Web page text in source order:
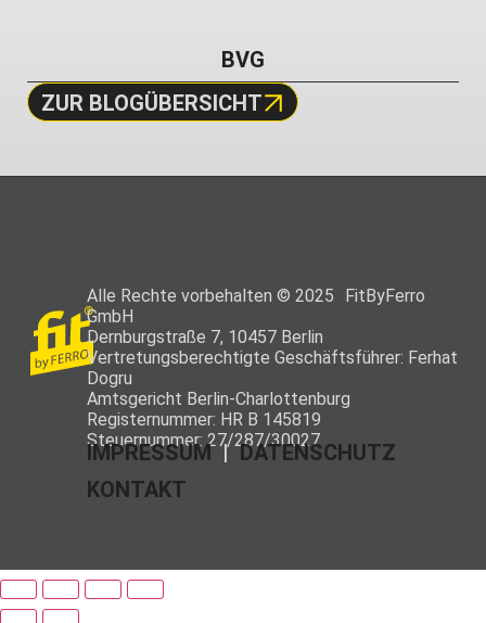
BVG
ZUR BLOGÜBERSICHT
Alle Rechte vorbehalten © 2025 FitByFerro
GmbH
Dernburgstraße 7, 10457 Berlin
Vertretungsberechtigte Geschäftsführer: Ferhat
Dogru
Amtsgericht Berlin-Charlottenburg
Registernummer: HR B 145819
Steuernummer: 27/287/30027
IMPRESSUM|DATENSCHUTZ
KONTAKT